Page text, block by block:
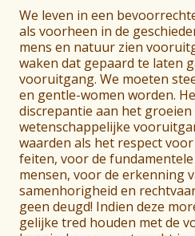
We leven in een
als voorheen in de
mens en natuur zien
waken dat gepaard te laten
vooruitgang. We moeten
en gentle-women worden.
discrepantie aan het groeien
wetenschappelijke
waarden als het respect
feiten, voor de
mensen, voor de erkenning
samenhorigheid en
geen deugd! Indien deze
gelijke tred houden met de